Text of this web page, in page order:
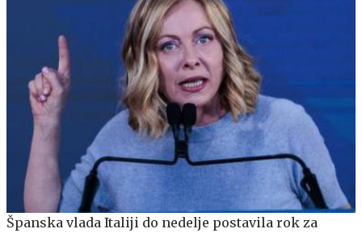
Španska vlada Italiji do nedelje postavila rok za